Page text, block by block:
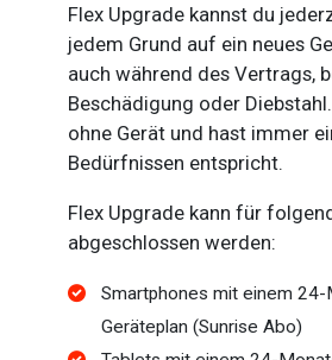
Flex Upgrade kannst du
jedem Grund auf ein neues
auch während des Vertrags,
Beschädigung oder
ohne Gerät und hast immer
Bedürfnissen entspricht.
Flex Upgrade kann für
abgeschlossen werden:
Smartphones mit einem
Geräteplan (Sunrise Abo)